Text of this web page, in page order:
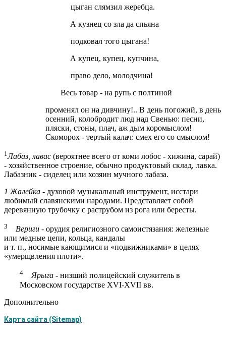
цыган слямзил жеребца.
А кузнец со зла да спьяна
подковал того цыгана!
А купец, купец, купчина,
право дело, молодчина!
Весь товар - на рупь с полтиной
променял он на дивчину!.. В день погожий, в день
осенний, колобродит люд над Свенью: песни,
пляски, стоны, плач, аж дым коромыслом!
Скоморох - тертый калач: смех его со смыслом!
1 Лабаз, лавас (вероятнее всего от коми лобос - хижина, сарай)
- хозяйственное строение, обычно продуктовый склад, лавка.
Лабазник - сиделец или хозяин мучного лабаза.
1 Жалейка - духовой музыкальный инструмент, исстари
любимый славянскими народами. Представляет собой
деревянную трубочку с раструбом из рога или бересты.
3 Вериги - орудия религиозного самоистязания: железные
или медные цепи, кольца, кандалы
и т. п., носимые кающимися и «подвижниками» в целях
«умерщвления плоти».
4 Ярыга - низший полицейский служитель в
Московском государстве XVI-XVII вв.
Дополнительно
Карта сайта (Sitemap)